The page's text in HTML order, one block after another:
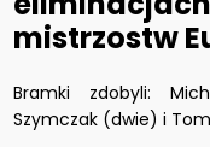
mistrzostw
Bramki zdobyli:
Szymczak (dwie) i